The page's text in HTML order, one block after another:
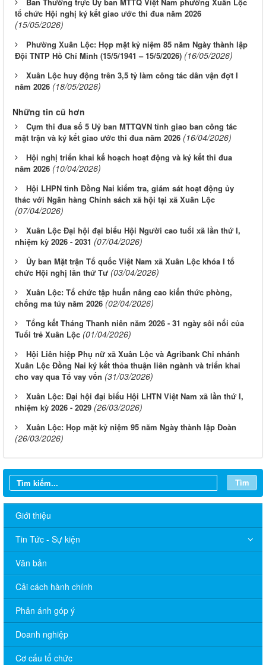
Ban Thường trực Ủy ban MTTQ Việt Nam phường Xuân Lộc
tổ chức Hội nghị ký kết giao ước thi đua năm 2026
(15/05/2026)
Phường Xuân Lộc: Họp mặt kỷ niệm 85 năm Ngày thành lập
Đội TNTP Hồ Chí Minh (15/5/1941 – 15/5/2026) (16/05/2026)
Xuân Lộc huy động trên 3,5 tỷ làm công tác dân vận đợt I
năm 2026 (18/05/2026)
Những tin cũ hơn
Cụm thi đua số 5 Uỷ ban MTTQVN tỉnh giao ban công tác
mặt trận và ký kết giao ước thi đua năm 2026 (16/04/2026)
Hội nghị triển khai kế hoạch hoạt động và ký kết thi đua
năm 2026 (10/04/2026)
Hội LHPN tỉnh Đồng Nai kiểm tra, giám sát hoạt động ủy
thác với Ngân hàng Chính sách xã hội tại xã Xuân Lộc
(07/04/2026)
Xuân Lộc Đại hội đại biểu Hội Người cao tuổi xã lần thứ I,
nhiệm kỳ 2026 - 2031 (07/04/2026)
Ủy ban Mặt trận Tổ quốc Việt Nam xã Xuân Lộc khóa I tổ
chức Hội nghị lần thứ Tư (03/04/2026)
Xuân Lộc: Tổ chức tập huấn nâng cao kiến thức phòng,
chống ma túy năm 2026 (02/04/2026)
Tổng kết Tháng Thanh niên năm 2026 - 31 ngày sôi nổi của
Tuổi trẻ Xuân Lộc (01/04/2026)
Hội Liên hiệp Phụ nữ xã Xuân Lộc và Agribank Chi nhánh
Xuân Lộc Đồng Nai ký kết thỏa thuận liên ngành và triển khai
cho vay qua Tổ vay vốn (31/03/2026)
Xuân Lộc: Đại hội đại biểu Hội LHTN Việt Nam xã lần thứ I,
nhiệm kỳ 2026 - 2029 (26/03/2026)
Xuân Lộc: Họp mặt kỷ niệm 95 năm Ngày thành lập Đoàn
(26/03/2026)
Tìm
Giới thiệu
Tin Tức - Sự kiện
Văn bản
Cải cách hành chính
Phản ánh góp ý
Doanh nghiệp
Cơ cấu tổ chức